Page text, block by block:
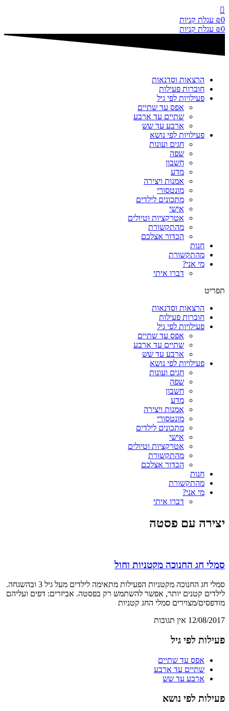
דלג
לתוכן
₪0
עגלת קניות
₪0 עגלת קניות
הרצאות וסדנאות
חוברות פעילות
פעילויות לפי גיל
אפס עד שתיים
שתיים עד ארבע
ארבע עד שש
פעילויות לפי נושא
חגים ועונות
שפה
חשבון
מדע
אמנות ויצירה
מונטסורי
מתכונים לילדים
אישי
אטרקציות וטיולים
מהתקשורת
הכדור אצלכם
חנות
מהתקשורת
מי אני?
דברו איתי
תפריט
הרצאות וסדנאות
חוברות פעילות
פעילויות לפי גיל
אפס עד שתיים
שתיים עד ארבע
ארבע עד שש
פעילויות לפי נושא
חגים ועונות
שפה
חשבון
מדע
אמנות ויצירה
מונטסורי
מתכונים לילדים
אישי
אטרקציות וטיולים
מהתקשורת
הכדור אצלכם
חנות
מהתקשורת
מי אני?
דברו איתי
יצירה עם פסטה
סמלי חג החנוכה מקטניות וחול
סמלי חג החנוכה מקטניות הפעילות מתאימה לילדים מעל גיל 3 ובהשגחה.
לילדים קטנים יותר, אפשר להשתמש רק בפסטה. אביזרים: דפים ועליהם
מודפסים/מצוירים סמלי החג קטניות
12/08/2017 אין תגובות
פעילות לפי גיל
אפס עד שתיים
שתיים עד ארבע
ארבע עד שש
פעילות לפי נושא